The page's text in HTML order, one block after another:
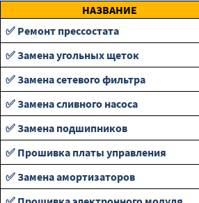
НАЗВАНИЕ
✅ Ремонт прессостата
✅ Замена угольных щеток
✅ Замена сетевого фильтра
✅ Замена сливного насоса
✅ Замена подшипников
✅ Прошивка платы управления
✅ Замена амортизаторов